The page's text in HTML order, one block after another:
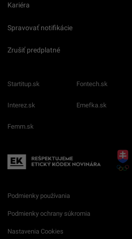
Kariéra
Spravovať notifikácie
Zrušiť predplatné
Startitup.sk Fontech.sk
Interez.sk Emefka.sk
Femm.sk
Podmienky používania
Podmienky ochrany súkromia
Nastavenia Cookies